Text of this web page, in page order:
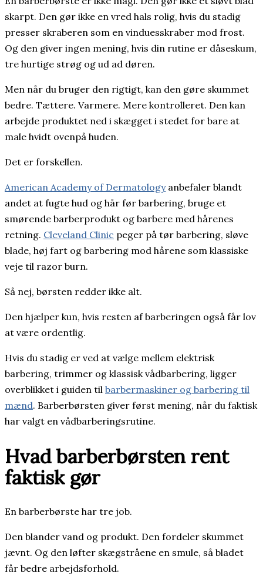
skarpt. Den gør ikke en vred hals rolig, hvis du stadig
presser skraberen som en vinduesskraber mod frost.
Og den giver ingen mening, hvis din rutine er dåseskum,
tre hurtige strøg og ud ad døren.
Men når du bruger den rigtigt, kan den gøre skummet
bedre. Tættere. Varmere. Mere kontrolleret. Den kan
arbejde produktet ned i skægget i stedet for bare at
male hvidt ovenpå huden.
Det er forskellen.
American Academy of Dermatologyanbefaler blandt
andet at fugte hud og hår før barbering, bruge et
smørende barberprodukt og barbere med hårenes
retning. Cleveland Clinic peger på tør barbering, sløve
blade, høj fart og barbering mod hårene som klassiske
veje til razor burn.
Så nej, børsten redder ikke alt.
Den hjælper kun, hvis resten af barberingen også får lov
at være ordentlig.
Hvis du stadig er ved at vælge mellem elektrisk
barbering, trimmer og klassisk vådbarbering, ligger
overblikket i guiden til barbermaskiner og barbering til
mænd. Barberbørsten giver først mening, når du faktisk
har valgt en vådbarberingsrutine.
Hvad barberbørsten rent
faktisk gør
En barberbørste har tre job.
Den blander vand og produkt. Den fordeler skummet
jævnt. Og den løfter skægstråene en smule, så bladet
får bedre arbejdsforhold.